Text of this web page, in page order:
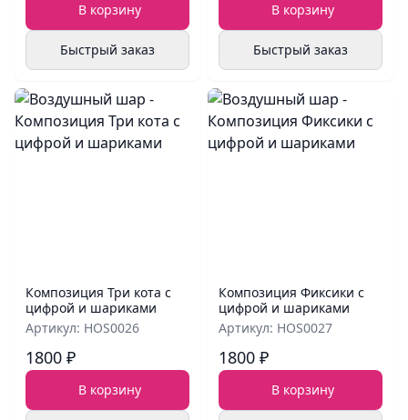
В корзину
Быстрый заказ
В корзину
Быстрый заказ
Композиция Три кота с
цифрой и шариками
Артикул: HOS0026
1800 ₽
В корзину
Композиция Фиксики с
цифрой и шариками
Артикул: HOS0027
1800 ₽
В корзину